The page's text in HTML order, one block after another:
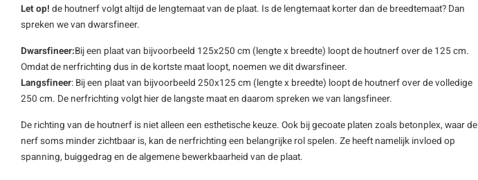
Let op! de houtnerf volgt altijd de lengtemaat van de plaat. Is de lengtemaat korter dan de breedtemaat? Dan
spreken we van dwarsfineer.
Dwarsfineer:Bij een plaat van bijvoorbeeld 125x250 cm (lengte x breedte) loopt de houtnerf over de 125 cm.
Omdat de nerfrichting dus in de kortste maat loopt, noemen we dit dwarsfineer.
Langsfineer: Bij een plaat van bijvoorbeeld 250x125 cm (lengte x breedte) loopt de houtnerf over de volledige
250 cm. De nerfrichting volgt hier de langste maat en daarom spreken we van langsfineer.
De richting van de houtnerf is niet alleen een esthetische keuze. Ook bij gecoate platen zoals betonplex, waar de
nerf soms minder zichtbaar is, kan de nerfrichting een belangrijke rol spelen. Ze heeft namelijk invloed op
spanning, buiggedrag en de algemene bewerkbaarheid van de plaat.